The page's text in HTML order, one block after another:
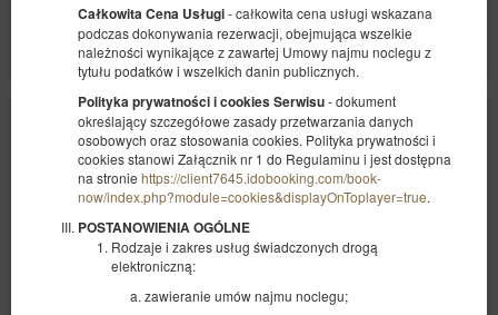
Całkowita Cena Usługi- całkowita cena usługi wskazana
podczas dokonywania rezerwacji, obejmująca wszelkie
należności wynikające z zawartej Umowy najmu noclegu z
tytułu podatków i wszelkich danin publicznych.
Polityka prywatności i cookies Serwisu- dokument
określający szczegółowe zasady przetwarzania danych
osobowych oraz stosowania cookies. Polityka prywatności i
cookies stanowi Załącznik nr 1 do Regulaminu i jest dostępna
na stronie https://client7645.idobooking.com/book-
now/index.php?module=cookies&displayOnToplayer=true.
POSTANOWIENIA OGÓLNE
Rodzaje i zakres usług świadczonych drogą
elektroniczną:
zawieranie umów najmu noclegu;
Pokaż oferty